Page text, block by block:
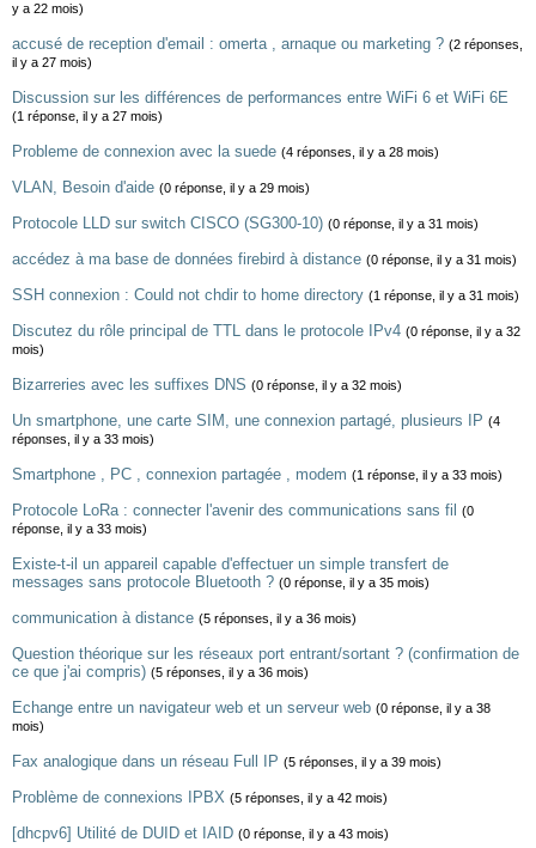
y a 22 mois)
accusé de reception d'email : omerta , arnaque ou marketing ? (2 réponses,
il y a 27 mois)
Discussion sur les différences de performances entre WiFi 6 et WiFi 6E
(1 réponse, il y a 27 mois)
Probleme de connexion avec la suede (4 réponses, il y a 28 mois)
VLAN, Besoin d'aide (0 réponse, il y a 29 mois)
Protocole LLD sur switch CISCO (SG300-10) (0 réponse, il y a 31 mois)
accédez à ma base de données firebird à distance (0 réponse, il y a 31 mois)
SSH connexion : Could not chdir to home directory (1 réponse, il y a 31 mois)
Discutez du rôle principal de TTL dans le protocole IPv4 (0 réponse, il y a 32
mois)
Bizarreries avec les suffixes DNS (0 réponse, il y a 32 mois)
Un smartphone, une carte SIM, une connexion partagé, plusieurs IP (4
réponses, il y a 33 mois)
Smartphone , PC , connexion partagée , modem (1 réponse, il y a 33 mois)
Protocole LoRa : connecter l'avenir des communications sans fil
(0
réponse, il y a 33 mois)
Existe-t-il un appareil capable d'effectuer un simple transfert de
messages sans protocole Bluetooth ? (0 réponse, il y a 35 mois)
communication à distance (5 réponses, il y a 36 mois)
Question théorique sur les réseaux port entrant/sortant ? (confirmation de
ce que j'ai compris) (5 réponses, il y a 36 mois)
Echange entre un navigateur web et un serveur web (0 réponse, il y a 38
mois)
Fax analogique dans un réseau Full IP (5 réponses, il y a 39 mois)
Problème de connexions IPBX (5 réponses, il y a 42 mois)
[dhcpv6] Utilité de DUID et IAID (0 réponse, il y a 43 mois)